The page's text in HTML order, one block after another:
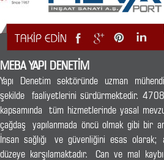
MEBA YAPI DENETİM
Yapı Denetim sektöründe uzman
şekilde faaliyetlerini sürdürmektedir. 4708
kapsamında tüm hizmetlerinde yasal
çağdaş yapılanmada öncü olmak gibi bir
İnsan sağlığı ve güvenliğini esas olarak;
düzeye karşılamaktadır. Can ve mal